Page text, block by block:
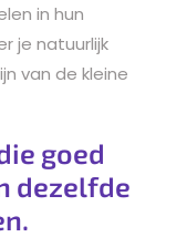
in hun
je natuurlijk
van de kleine
goed
dezelfde